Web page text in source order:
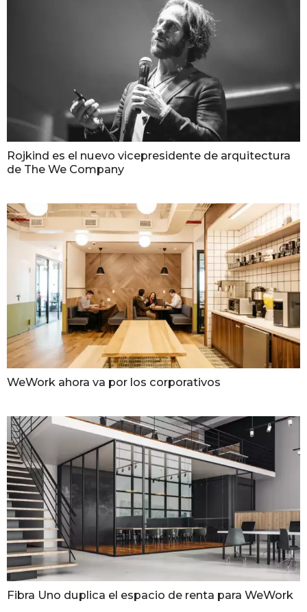
Rojkind es el nuevo vicepresidente de arquitectura
de The We Company
WeWork ahora va por los corporativos
Fibra Uno duplica el espacio de renta para WeWork